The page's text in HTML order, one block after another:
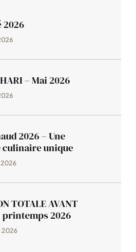
2026
– Mai 2026
2026 – Une
unique
TOTALE AVANT
printemps 2026
2026